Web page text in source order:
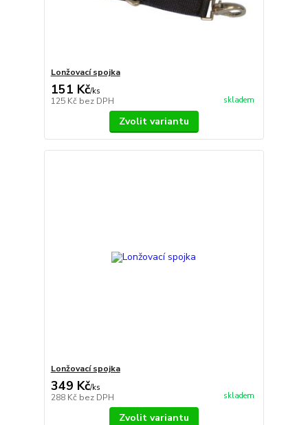
Lonžovací spojka
151 Kč/ks
125 Kč bez DPH skladem
Zvolit variantu
Lonžovací spojka
349 Kč/ks
288 Kč bez DPH skladem
Zvolit variantu